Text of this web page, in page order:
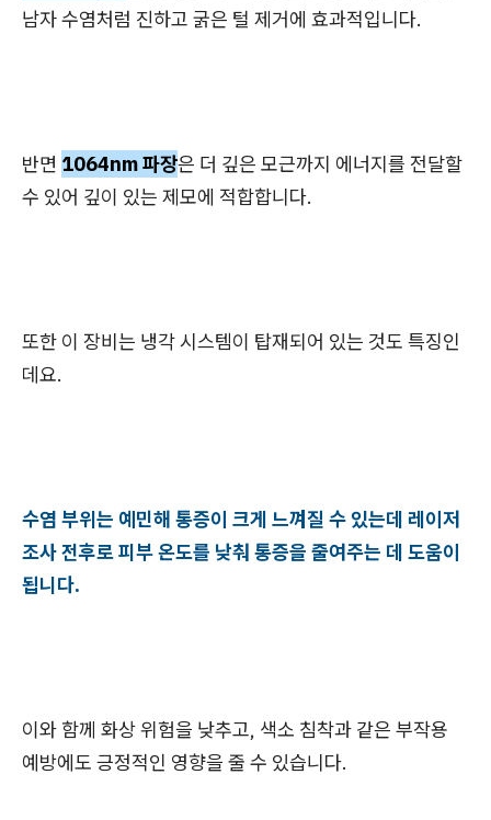
남자 수염처럼 진하고 굵은 털 제거에 효과적입니다.
반면 1064nm 파장은 더 깊은 모근까지 에너지를 전달할
수 있어 깊이 있는 제모에 적합합니다.
또한 이 장비는 냉각 시스템이 탑재되어 있는 것도 특징인
데요.
수염 부위는 예민해 통증이 크게 느껴질 수 있는데 레이저
조사 전후로 피부 온도를 낮춰 통증을 줄여주는 데 도움이
됩니다.
이와 함께 화상 위험을 낮추고, 색소 침착과 같은 부작용
예방에도 긍정적인 영향을 줄 수 있습니다.